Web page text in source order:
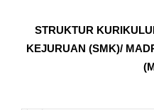
STRUKTUR
KEJURUAN (SMK)/